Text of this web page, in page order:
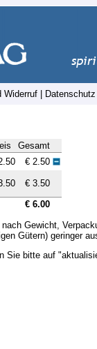
Widerruf Datenschutz
Gesamt
€ 2.50
€ 3.50
€ 6.00
Gewicht,
Gütern) geringer
Sie bitte auf